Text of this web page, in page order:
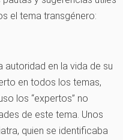
el tema transgénero:
autoridad en la vida de su
en todos los temas,
los “expertos” no
de este tema. Unos
quien se identificaba